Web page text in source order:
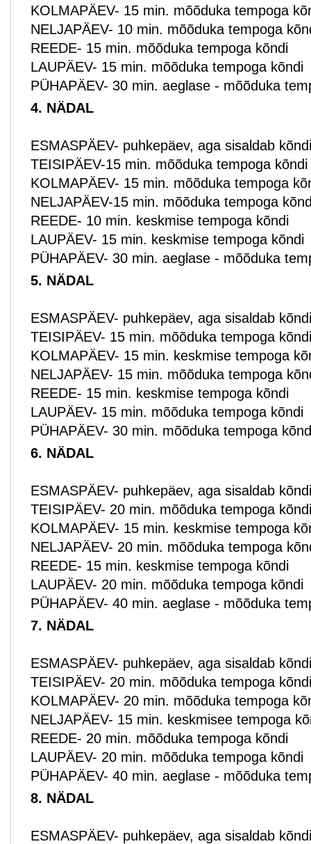
KOLMAPÄEV- 15 min. mõõduka tempoga
NELJAPÄEV- 10 min. mõõduka tempoga
REEDE- 15 min. mõõduka tempoga kõndi
LAUPÄEV- 15 min. mõõduka tempoga kõndi
PÜHAPÄEV- 30 min. aeglase - mõõduka
4. NÄDAL
ESMASPÄEV- puhkepäev, aga sisaldab
TEISIPÄEV-15 min. mõõduka tempoga kõndi
KOLMAPÄEV- 15 min. mõõduka tempoga
NELJAPÄEV-15 min. mõõduka tempoga
REEDE- 10 min. keskmise tempoga kõndi
LAUPÄEV- 15 min. keskmise tempoga kõndi
PÜHAPÄEV- 30 min. aeglase - mõõduka
5. NÄDAL
ESMASPÄEV- puhkepäev, aga sisaldab
TEISIPÄEV- 15 min. mõõduka tempoga kõndi
KOLMAPÄEV- 15 min. keskmise tempoga
NELJAPÄEV- 15 min. mõõduka tempoga
REEDE- 15 min. keskmise tempoga kõndi
LAUPÄEV- 15 min. mõõduka tempoga kõndi
PÜHAPÄEV- 30 min. mõõduka tempoga
6. NÄDAL
ESMASPÄEV- puhkepäev, aga sisaldab
TEISIPÄEV- 20 min. mõõduka tempoga kõndi
KOLMAPÄEV- 15 min. keskmise tempoga
NELJAPÄEV- 20 min. mõõduka tempoga
REEDE- 15 min. keskmise tempoga kõndi
LAUPÄEV- 20 min. mõõduka tempoga kõndi
PÜHAPÄEV- 40 min. aeglase - mõõduka
7. NÄDAL
ESMASPÄEV- puhkepäev, aga sisaldab
TEISIPÄEV- 20 min. mõõduka tempoga kõndi
KOLMAPÄEV- 20 min. mõõduka tempoga
NELJAPÄEV- 15 min. keskmisee tempoga
REEDE- 20 min. mõõduka tempoga kõndi
LAUPÄEV- 20 min. mõõduka tempoga kõndi
PÜHAPÄEV- 40 min. aeglase - mõõduka
8. NÄDAL
ESMASPÄEV- puhkepäev, aga sisaldab